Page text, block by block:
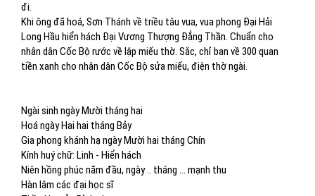
đi.
Khi ông đã hoá, Sơn Thánh về triều tâu vua, vua phong Đại Hải
Long Hầu hiển hách Đại Vương Thượng Đẳng Thần. Chuẩn cho
nhân dân Cốc Bộ rước về lập miếu thờ. Sắc, chỉ ban về 300 quan
tiền xanh cho nhân dân Cốc Bộ sửa miếu, điện thờ ngài.
Ngài sinh ngày Mười tháng hai
Hoá ngày Hai hai tháng Bảy
Gia phong khánh hạ ngày Mười hai tháng Chín
Kính huý chữ: Linh - Hiển hách
Niên hồng phúc năm đầu, ngày .. tháng … mạnh thu
Hàn lâm các đại học sĩ